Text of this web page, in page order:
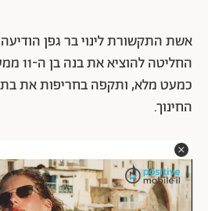
אשת התקשורתלינוי בר גפן
כמעט מלא, ותקפה בחריפות את
החינוך.